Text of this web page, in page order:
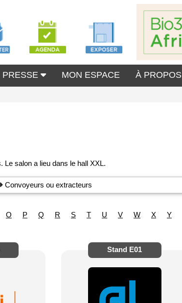
PRESSE MON ESPACE À PROPOS
Convoyeurs ou extracteurs
O P Q R S T U V W X Y
Stand E01